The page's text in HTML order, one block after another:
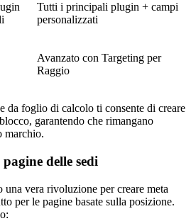
Tutti i principali plugin + campi
personalizzati
Avanzato con Targeting per
Raggio
da foglio di calcolo ti consente di creare
garantendo che rimangano
marchio.
delle sedi
vera rivoluzione per creare meta
per le pagine basate sulla posizione.